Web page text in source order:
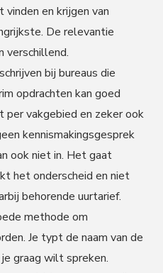
en krijgen van
De relevantie
verschillend.
bij bureaus die
opdrachten kan goed
per vakgebied en zeker ook
kennismakingsgesprek
ook niet in. Het gaat
het onderscheid en niet
behorende uurtarief.
methode om
Je typt de naam van de
graag wilt spreken.